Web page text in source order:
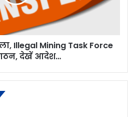
Illegal Mining Task Force
देखें आदेश…